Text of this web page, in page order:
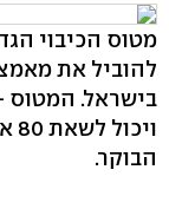
מטוס הכיבוי
להוביל את
הבוקר.